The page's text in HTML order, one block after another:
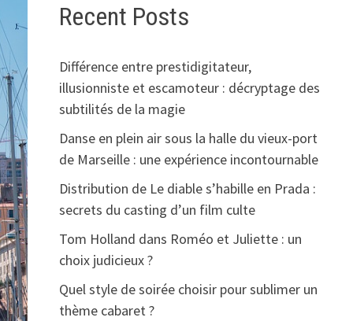
Recent Posts
Différence entre prestidigitateur,
illusionniste et escamoteur : décryptage des
subtilités de la magie
Danse en plein air sous la halle du vieux-port
de Marseille : une expérience incontournable
Distribution de Le diable s’habille en Prada :
secrets du casting d’un film culte
Tom Holland dans Roméo et Juliette : un
choix judicieux ?
Quel style de soirée choisir pour sublimer un
thème cabaret ?